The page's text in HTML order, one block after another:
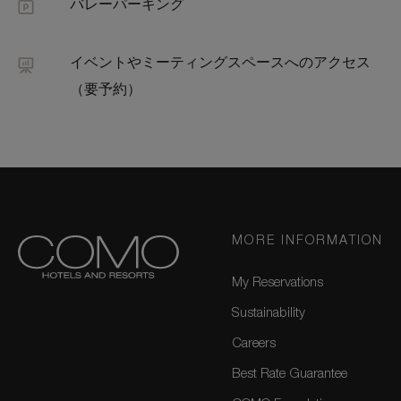
バレーパーキング
イベントやミーティングスペースへのアクセス
（要予約）
MORE INFORMATION
My Reservations
Sustainability
Careers
Best Rate Guarantee